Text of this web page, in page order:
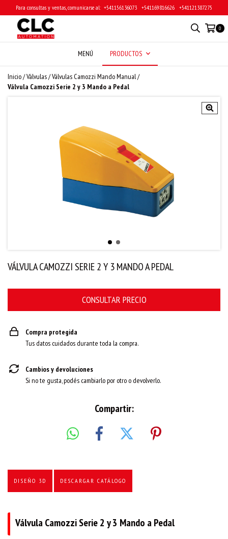
Para consultas y ventas, comunicarse al: ‎ +541156136073 ‎ ‎ +541169816626 ‎ ‎ +541121387275
0
MENÚ PRODUCTOS
Inicio/Válvulas/Válvulas Camozzi Mando Manual/
Válvula Camozzi Serie 2 y 3 Mando a Pedal
VÁLVULA CAMOZZI SERIE 2 Y 3 MANDO A PEDAL
Compra protegida
Tus datos cuidados durante toda la compra.
Cambios y devoluciones
Si no te gusta, podés cambiarlo por otro o devolverlo.
Compartir:
DISEÑO 3D DESCARGAR CATÁLOGO
Válvula Camozzi Serie 2 y 3 Mando a Pedal